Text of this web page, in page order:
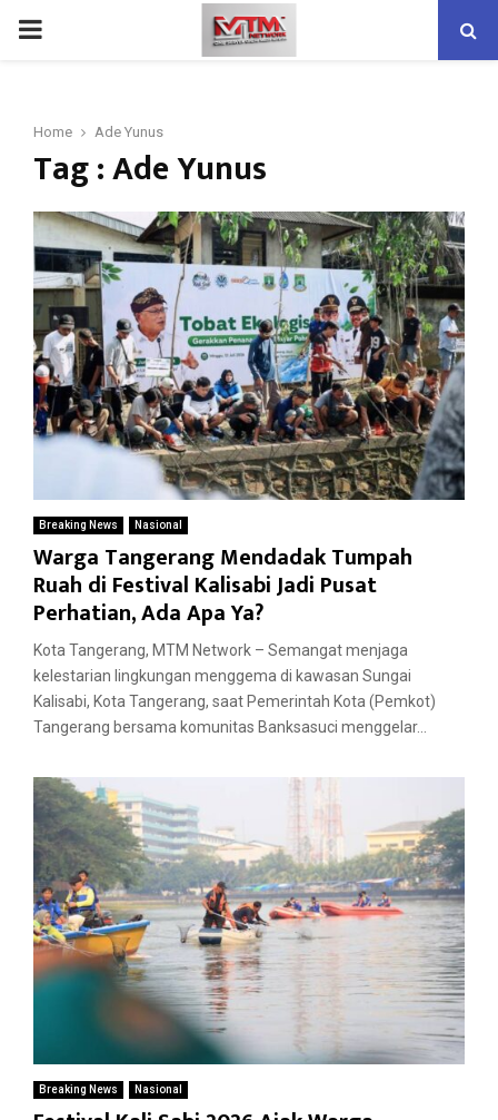
PRIMARY
Home Ade Yunus
Tag : Ade Yunus
Breaking News Nasional
Warga Tangerang Mendadak Tumpah
Ruah di Festival Kalisabi Jadi Pusat
Perhatian, Ada Apa Ya?
Kota Tangerang, MTM Network – Semangat menjaga
kelestarian lingkungan menggema di kawasan Sungai
Kalisabi, Kota Tangerang, saat Pemerintah Kota (Pemkot)
Tangerang bersama komunitas Banksasuci menggelar...
Breaking News Nasional